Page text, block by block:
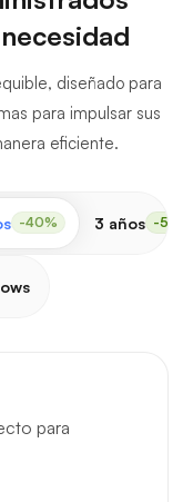
diseñado para
para impulsar sus
eficiente.
-40% 3 años -50%
para